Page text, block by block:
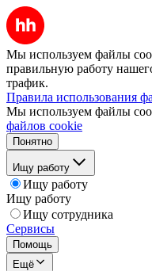
Мы используем файлы
правильную работу
трафик.
Правила использования
Мы используем файлы
файлов cookie
Понятно
Ищу работу
Ищу работу
Ищу работу
Ищу сотрудника
Сервисы
Помощь
Ещё